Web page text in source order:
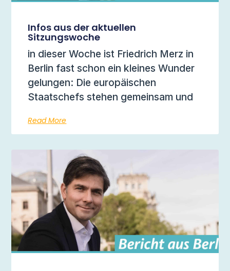
Infos aus der aktuellen
Sitzungswoche
in dieser Woche ist Friedrich Merz in
Berlin fast schon ein kleines Wunder
gelungen: Die europäischen
Staatschefs stehen gemeinsam und
Read More